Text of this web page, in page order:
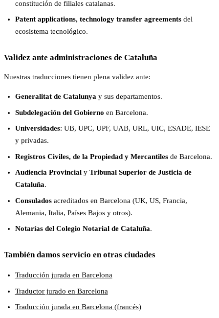
constitución de filiales catalanas.
Patent applications, technology transfer agreementsdel
ecosistema tecnológico.
Validez ante administraciones de Cataluña
Nuestras traducciones tienen plena validez ante:
Generalitat de Catalunyay sus departamentos.
Subdelegación del Gobierno en Barcelona.
Universidades: UB, UPC, UPF, UAB, URL, UIC, ESADE, IESE
y privadas.
Registros Civiles, de la Propiedad y Mercantilesde Barcelona.
Audiencia Provincialy Tribunal Superior de Justicia de
Cataluña.
Consuladosacreditados en Barcelona (UK, US, Francia,
Alemania, Italia, Países Bajos y otros).
Notarías del Colegio Notarial de Cataluña.
También damos servicio en otras ciudades
Traducción jurada en Barcelona
Traductor jurado en Barcelona
Traducción jurada en Barcelona (francés)